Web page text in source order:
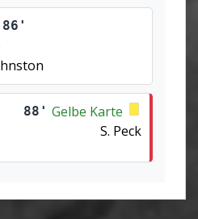
86'
88' Gelbe Karte
S. Peck